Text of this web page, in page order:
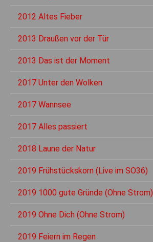
2012 Altes Fieber
2013 Draußen vor der Tür
2013 Das ist der Moment
2017 Unter den Wolken
2017 Wannsee
2017 Alles passiert
2018 Laune der Natur
2019 Frühstückskorn (Live im SO36)
2019 1000 gute Gründe (Ohne Strom)
2019 Ohne Dich (Ohne Strom)
2019 Feiern im Regen